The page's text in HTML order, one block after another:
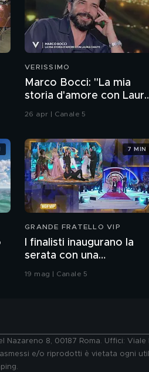
VERISSIMO
Marco Bocci: "La mia
storia d'amore con
Chiatti"
26 apr | Canale 5
GRANDE FRATELLO VIP
I finalisti inaugurano la
serata con una
coreografia
19 mag | Canale 5
7 MIN
8, 00187 Roma. Uffici:
e/o riprodotti è vietata ogni